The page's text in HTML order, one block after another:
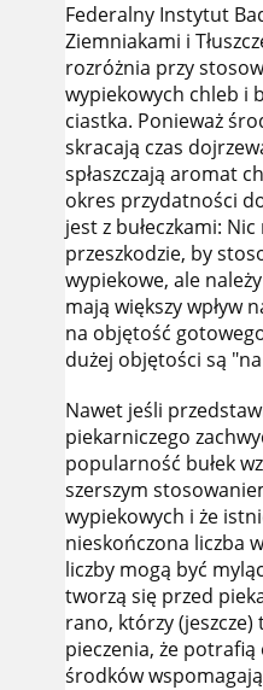
Federalny Instytut
Ziemniakami i
rozróżnia przy
wypiekowych chleb i
ciastka. Ponieważ
skracają czas
spłaszczają aromat
okres przydatności
jest z bułeczkami:
przeszkodzie, by
wypiekowe, ale
mają większy wpływ
na objętość
dużej objętości są
Nawet jeśli
piekarniczego
popularność bułek
szerszym
wypiekowych i że
nieskończona liczba
liczby mogą być
tworzą się przed
rano, którzy
pieczenia, że potrafią
środków